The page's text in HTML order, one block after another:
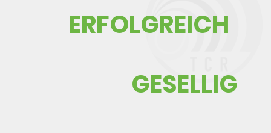
ERFOLGREICH
GESELLIG